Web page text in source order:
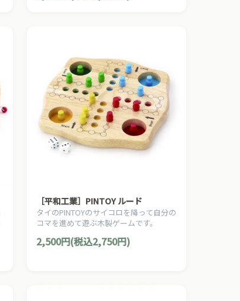
［平和工業］PINTOY ルード
タイのPINTOYのサイコロを降って自分の
コマを進めて遊ぶ木製ゲームです。
2,500円(税込2,750円)